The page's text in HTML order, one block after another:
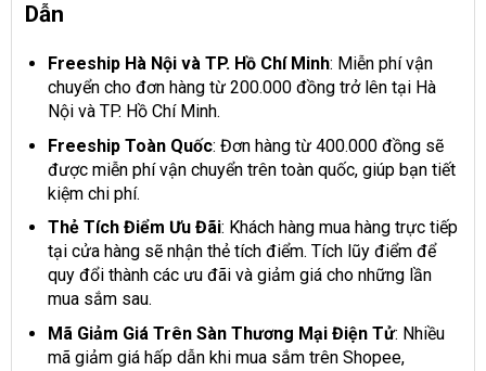
Dẫn
Freeship Hà Nội và TP. Hồ Chí Minh: Miễn phí vận
chuyển cho đơn hàng từ 200.000 đồng trở lên tại Hà
Nội và TP. Hồ Chí Minh.
Freeship Toàn Quốc: Đơn hàng từ 400.000 đồng sẽ
được miễn phí vận chuyển trên toàn quốc, giúp bạn tiết
kiệm chi phí.
Thẻ Tích Điểm Ưu Đãi: Khách hàng mua hàng trực tiếp
tại cửa hàng sẽ nhận thẻ tích điểm. Tích lũy điểm để
quy đổi thành các ưu đãi và giảm giá cho những lần
mua sắm sau.
Mã Giảm Giá Trên Sàn Thương Mại Điện Tử: Nhiều
mã giảm giá hấp dẫn khi mua sắm trên Shopee,